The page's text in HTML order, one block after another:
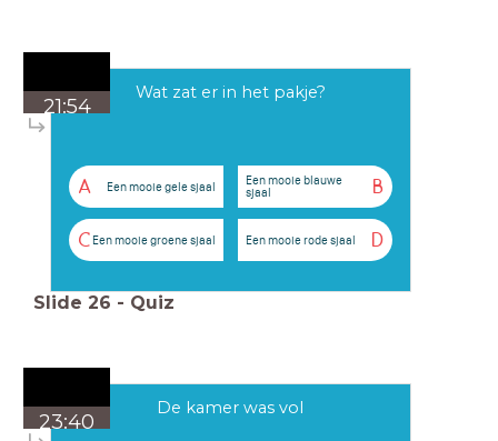
21:54
Wat zat er in het pakje?
A Een mooie gele sjaal B
Een mooie blauwe
sjaal
C Een mooie groene sjaal D
Een mooie rode sjaal
Slide 26 - Quiz
23:40
De kamer was vol